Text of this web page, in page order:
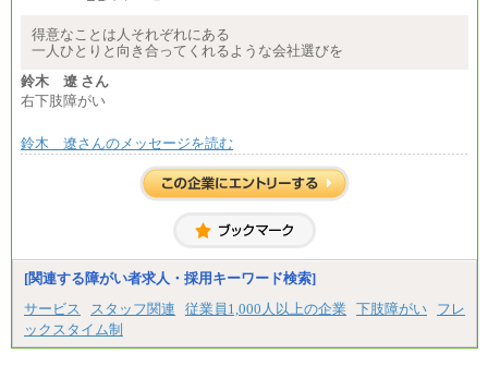
して算定した調整手当を加算した額
※試用期間中も給与に変更はございません
得意なことは人それぞれにある
一人ひとりと向き合ってくれるような会社選びを
鈴木 遼 さん
右下肢障がい
鈴木 遼さんのメッセージを読む
[関連する障がい者求人・採用キーワード検索]
サービス
スタッフ関連 従業員1,000人以上の企業 下肢障がい
フレ
ックスタイム制